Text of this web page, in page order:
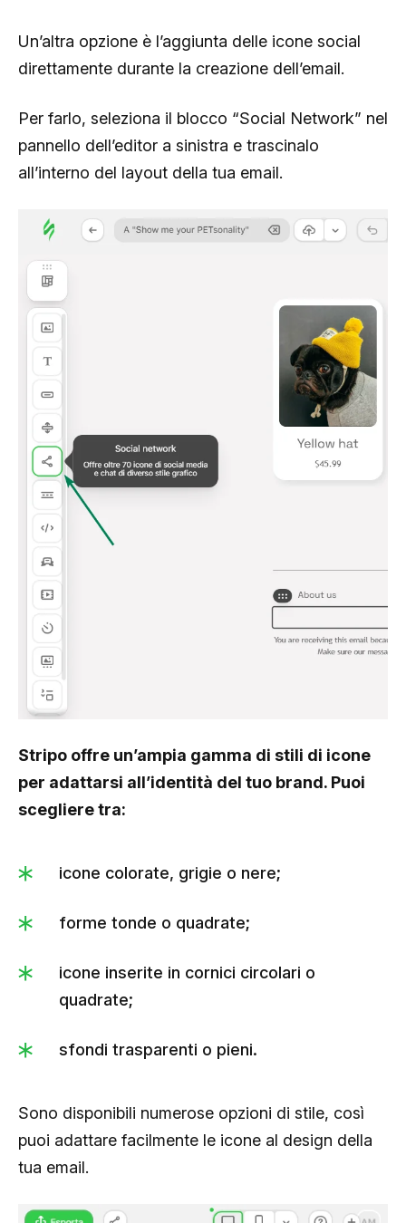
Un’altra opzione è l’aggiunta delle icone social
direttamente durante la creazione dell’email.
Per farlo, seleziona il blocco “Social Network” nel
pannello dell’editor a sinistra e trascinalo
all’interno del layout della tua email.
Stripo offre un’ampia gamma di stili di icone
per adattarsi all’identità del tuo brand. Puoi
scegliere tra:
icone colorate, grigie o nere;
forme tonde o quadrate;
icone inserite in cornici circolari o
quadrate;
sfondi trasparenti o pieni.
Sono disponibili numerose opzioni di stile, così
puoi adattare facilmente le icone al design della
tua email.